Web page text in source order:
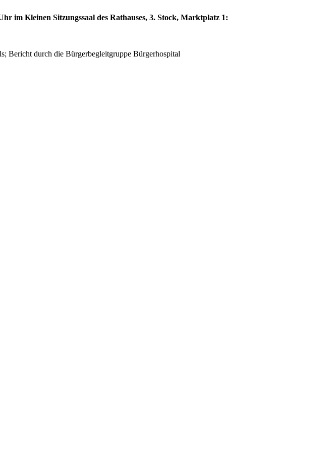
im Kleinen Sitzungssaal des Rathauses, 3. Stock, Marktplatz 1:
Bericht durch die Bürgerbegleitgruppe Bürgerhospital